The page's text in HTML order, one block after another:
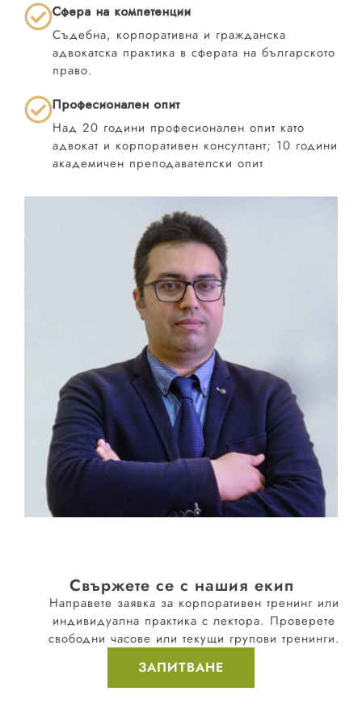
Сфера на компетенции
Съдебна, корпоративна и гражданска
адвокатска практика в сферата на българското
право.
Професионален опит
Над 20 години професионален опит като
адвокат и корпоративен консултант; 10 години
академичен преподавателски опит
Свържете се с нашия екип
Направете заявка за корпоративен тренинг или
индивидуална практика с лектора. Проверете
свободни часове или текущи групови тренинги.
ЗАПИТВАНЕ